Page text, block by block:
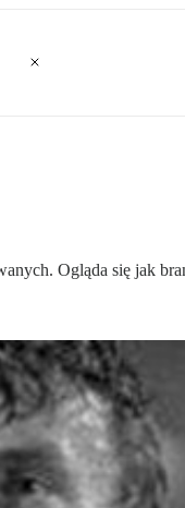
Ogląda się jak